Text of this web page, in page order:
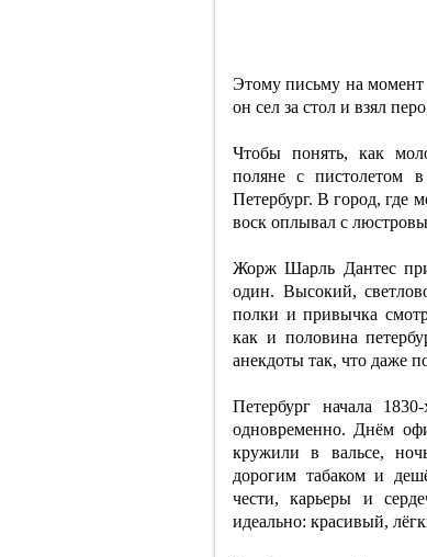
Этому письму на момент
он сел за стол и взял
Чтобы понять, как
поляне с пистолетом
Петербург. В город, где
воск оплывал с
Жорж Шарль Дантес
один. Высокий,
полки и привычка
как и половина
анекдоты так, что даже
Петербург начала
одновременно. Днём
кружили в вальсе,
дорогим табаком и
чести, карьеры и
идеально: красивый,